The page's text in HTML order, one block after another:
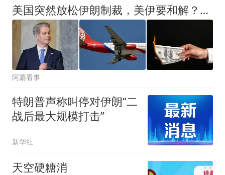
美国突然放松伊朗制裁，美伊要和解？别天真，这是一场利益交换
阿纂看事
特朗普声称叫停对伊朗“二
战后最大规模打击”
新华社
天空硬糖消